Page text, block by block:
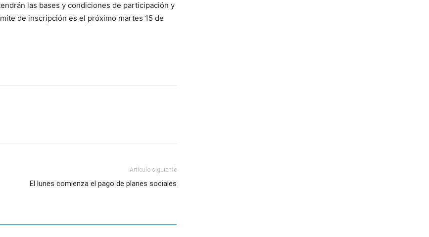
las bases y condiciones de participación y
de inscripción es el próximo martes 15 de
Artículo siguiente
El lunes comienza el pago de planes sociales